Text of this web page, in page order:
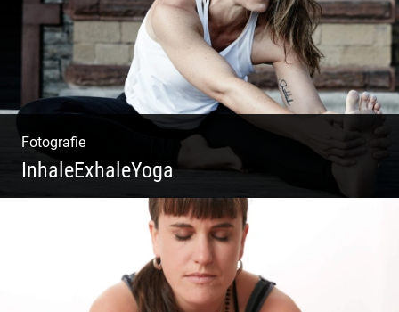
Fotografie
InhaleExhaleYoga
Streetart Yoga | Kraft & Ausdauer |
Crossover Stil | Körper & Geist